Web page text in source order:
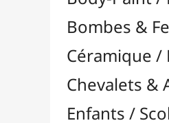
Feutres & Stylos
Librairie / Livres
Loisirs Créatifs
Médiums, Vernis & Colles
Modelage / Sculpture
Peintures / Couleurs